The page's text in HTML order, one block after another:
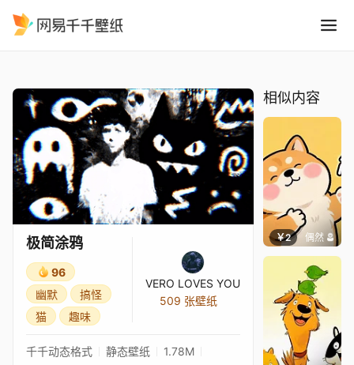
极简涂鸦
96
幽默
搞怪
猫
趣味
VERO LOVES YOU
509 张壁纸
千千动态格式 静态壁纸
1.78M
相似内容
￥2 偶然